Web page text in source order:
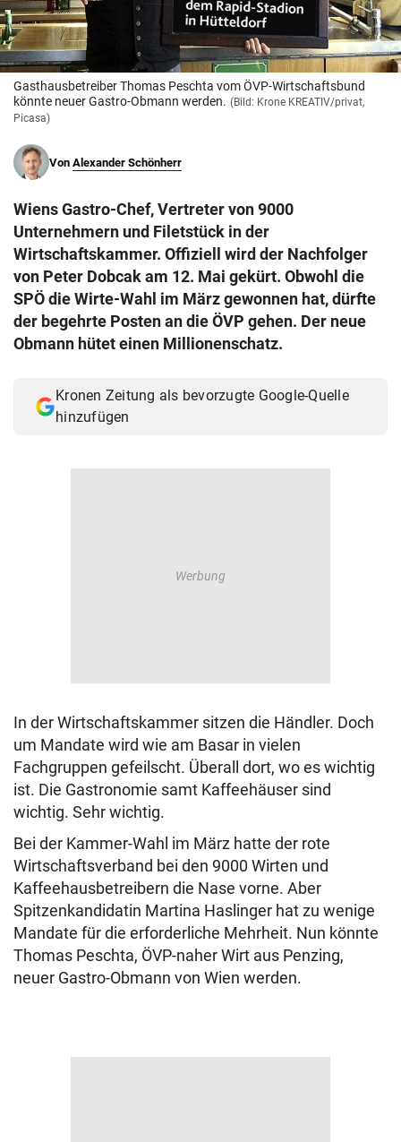
© Krone Multimedia GmbH & Co KG 2026
Muthgasse 2, 1190 Wien
Gasthausbetreiber Thomas Peschta vom ÖVP-Wirtschaftsbund
könnte neuer Gastro-Obmann werden. (Bild: Krone KREATIV/privat,
Picasa)
Von Alexander Schönherr
Wiens Gastro-Chef, Vertreter von 9000
Unternehmern und Filetstück in der
Wirtschaftskammer. Offiziell wird der Nachfolger
von Peter Dobcak am 12. Mai gekürt. Obwohl die
SPÖ die Wirte-Wahl im März gewonnen hat, dürfte
der begehrte Posten an die ÖVP gehen. Der neue
Obmann hütet einen Millionenschatz.
Kronen Zeitung als bevorzugte Google-Quelle
hinzufügen
In der Wirtschaftskammer sitzen die Händler. Doch
um Mandate wird wie am Basar in vielen
Fachgruppen gefeilscht. Überall dort, wo es wichtig
ist. Die Gastronomie samt Kaffeehäuser sind
wichtig. Sehr wichtig.
Bei der Kammer-Wahl im März hatte der rote
Wirtschaftsverband bei den 9000 Wirten und
Kaffeehausbetreibern die Nase vorne. Aber
Spitzenkandidatin Martina Haslinger hat zu wenige
Mandate für die erforderliche Mehrheit. Nun könnte
Thomas Peschta, ÖVP-naher Wirt aus Penzing,
neuer Gastro-Obmann von Wien werden.